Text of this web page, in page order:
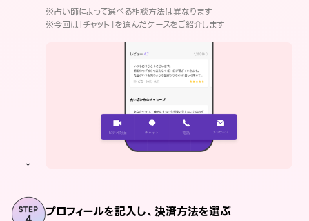
※占い師によって選べる相談方法は異なります
※今回は「チャット」を選んだケースをご紹介します
プロフィールを記入し、決済方法を選ぶ